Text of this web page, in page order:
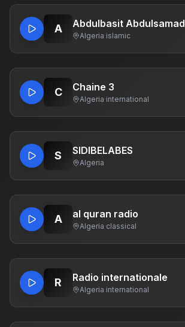
A Abdulbasit Abdulsamad
Algeria·islamic
C Chaine 3
Algeria·international
S SIDIBELABES
Algeria
A al quran radio
Algeria·classical
R Radio internationale
Algeria·international